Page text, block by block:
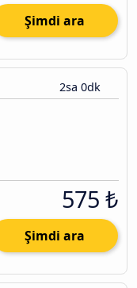
Şimdi ara
2sa 0dk
575 ₺
Şimdi ara